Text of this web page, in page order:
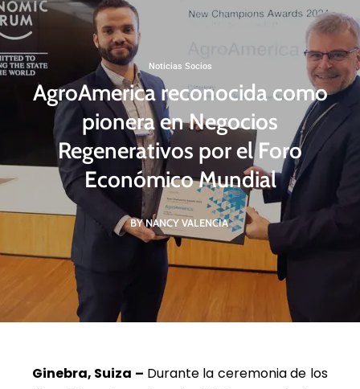
Noticias Socios
AgroAmerica reconocida como
pionera en Negocios
Regenerativos por el Foro
Económico Mundial
BY NANCY VALENCIA
Ginebra, Suiza – Durante la ceremonia de los